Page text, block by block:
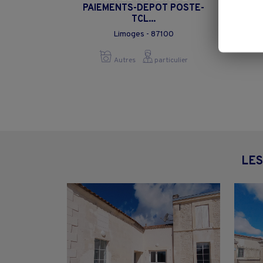
PAIEMENTS-DEPOT POSTE-
TCL...
Limoges - 87100
Autres particulier